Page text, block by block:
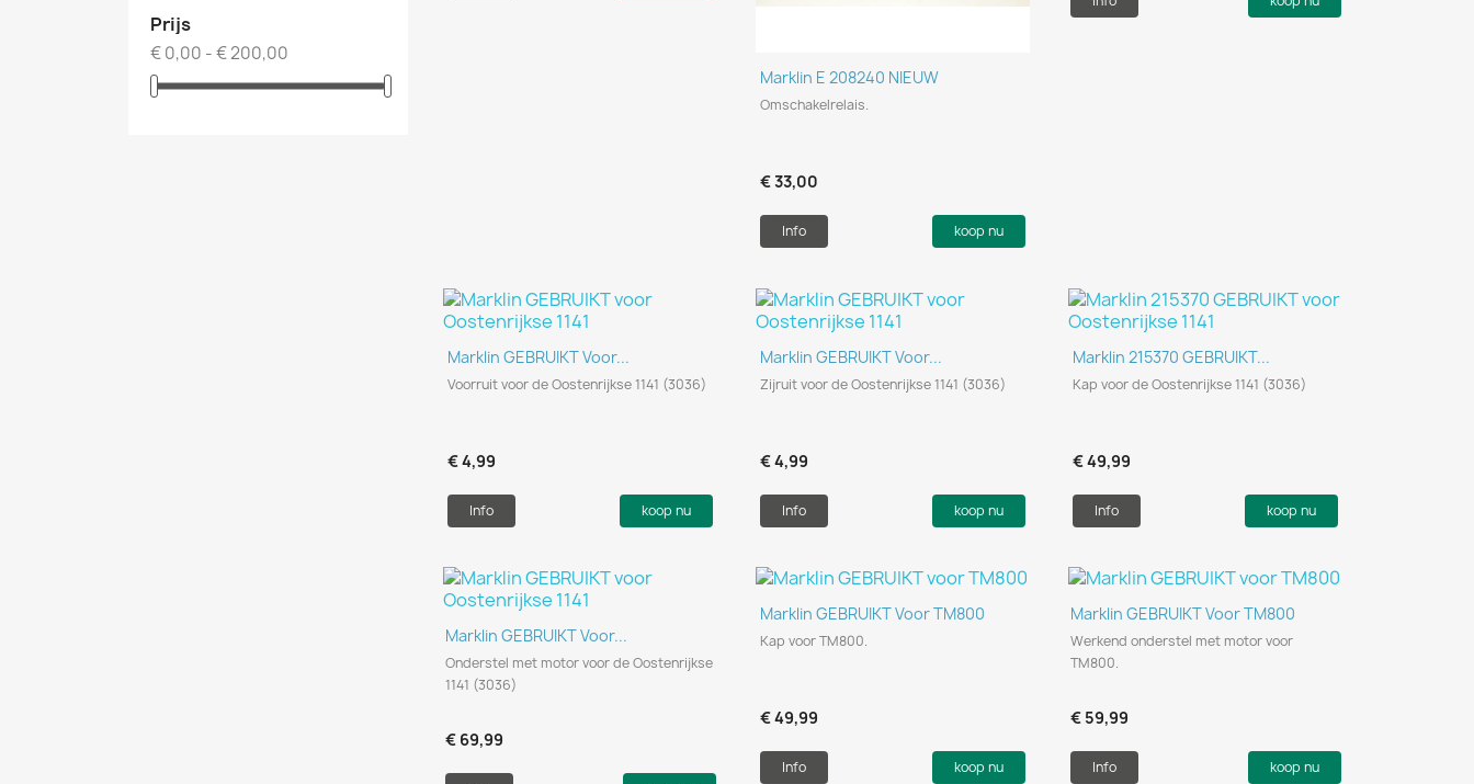
Prijs
€ 0,00 - € 200,00
Snel bekijken
Marklin E 208240 NIEUW
Omschakelrelais.
€ 33,00
Info koop nu
Snel bekijken
Marklin GEBRUIKT Voor...
Voorruit voor de Oostenrijkse 1141 (3036)
€ 4,99
Info koop nu
Snel bekijken
Marklin GEBRUIKT Voor...
Zijruit voor de Oostenrijkse 1141 (3036)
€ 4,99
Info koop nu
Snel bekijken
Marklin 215370 GEBRUIKT...
Kap voor de Oostenrijkse 1141 (3036)
€ 49,99
Info koop nu
Snel bekijken
Marklin GEBRUIKT Voor...
Onderstel met motor voor de Oostenrijkse
1141 (3036)
€ 69,99
Snel bekijken
Marklin GEBRUIKT Voor TM800
Kap voor TM800.
€ 49,99
Info koop nu
Snel bekijken
Marklin GEBRUIKT Voor TM800
Werkend onderstel met motor voor
TM800.
€ 59,99
Info koop nu